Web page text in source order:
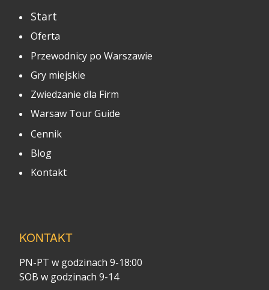
Start
Oferta
Przewodnicy po Warszawie
Gry miejskie
Zwiedzanie dla Firm
Warsaw Tour Guide
Cennik
Blog
Kontakt
KONTAKT
PN-PT w godzinach 9-18:00
SOB w godzinach 9-14